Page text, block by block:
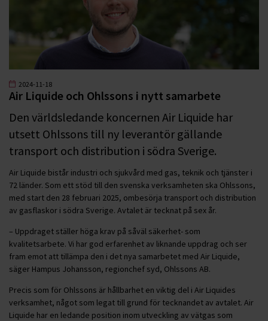
2024-11-18
Air Liquide och Ohlssons i nytt samarbete
Den världsledande koncernen Air Liquide har
utsett Ohlssons till ny leverantör gällande
transport och distribution i södra Sverige.
Air Liquide bistår industri och sjukvård med gas, teknik och tjänster i
72 länder. Som ett stöd till den svenska verksamheten ska Ohlssons,
med start den 28 februari 2025, ombesörja transport och distribution
av gasflaskor i södra Sverige. Avtalet är tecknat på sex år.
– Uppdraget ställer höga krav på såväl säkerhet- som
kvalitetsarbete. Vi har god erfarenhet av liknande uppdrag och ser
fram emot att tillämpa den i det nya samarbetet med Air Liquide,
säger Hampus Johansson, regionchef syd, Ohlssons AB.
Precis som för Ohlssons är hållbarhet en viktig del i Air Liquides
verksamhet, något som legat till grund för tecknandet av avtalet. Air
Liquide har en ledande position inom utveckling av vätgas som